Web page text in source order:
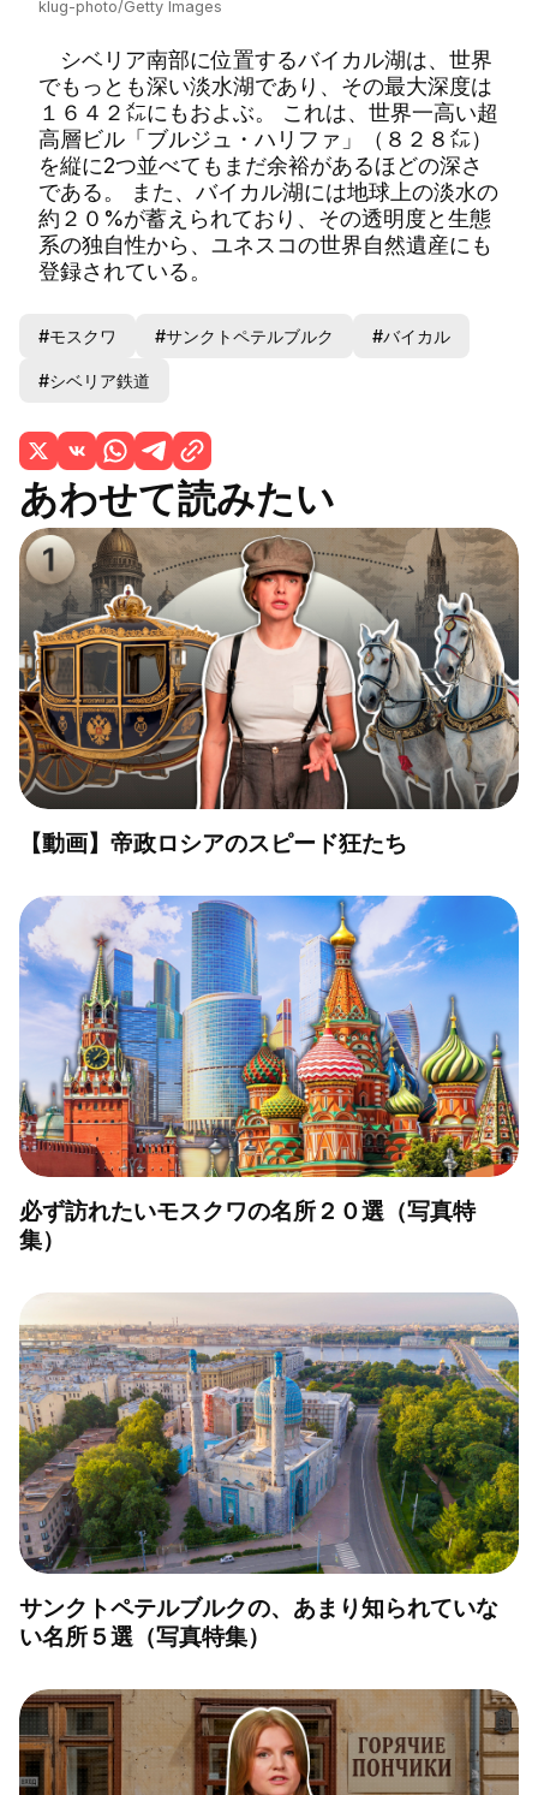
klug-photo/Getty Images
シベリア南部に位置するバイカル湖は、世界
でもっとも深い淡水湖であり、その最大深度は
１６４２㍍にもおよぶ。 これは、世界一高い超
高層ビル「ブルジュ・ハリファ」（８２８㍍）
を縦に2つ並べてもまだ余裕があるほどの深さ
である。 また、バイカル湖には地球上の淡水の
約２０%が蓄えられており、その透明度と生態
系の独自性から、ユネスコの世界自然遺産にも
登録されている。
#モスクワ #サンクトペテルブルク #バイカル
#シベリア鉄道
あわせて読みたい
【動画】帝政ロシアのスピード狂たち
必ず訪れたいモスクワの名所２０選（写真特
集）
サンクトペテルブルクの、あまり知られていな
い名所５選（写真特集）